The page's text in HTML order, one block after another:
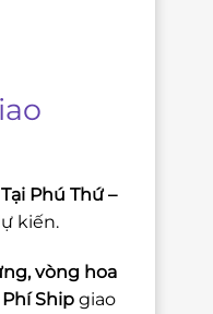
Tại Phú Thứ –
kiến.
vòng hoa
Ship giao